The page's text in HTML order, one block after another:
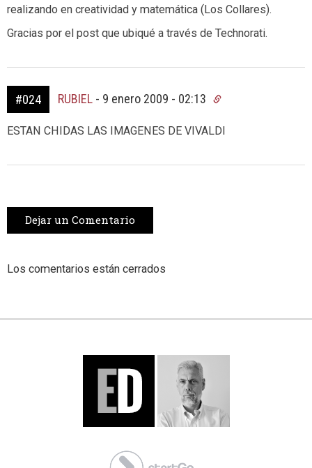
realizando en creatividad y matemática (Los Collares).
Gracias por el post que ubiqué a través de Technorati.
#024 RUBIEL - 9 enero 2009 - 02:13
ESTAN CHIDAS LAS IMAGENES DE VIVALDI
Dejar un Comentario
Los comentarios están cerrados